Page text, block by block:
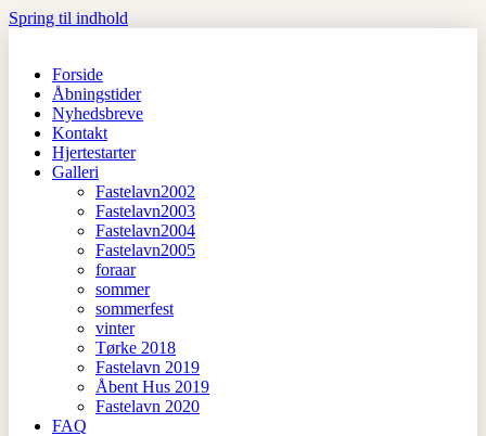
Spring til indhold
Forside
Åbningstider
Nyhedsbreve
Kontakt
Hjertestarter
Galleri
Fastelavn2002
Fastelavn2003
Fastelavn2004
Fastelavn2005
foraar
sommer
sommerfest
vinter
Tørke 2018
Fastelavn 2019
Åbent Hus 2019
Fastelavn 2020
FAQ